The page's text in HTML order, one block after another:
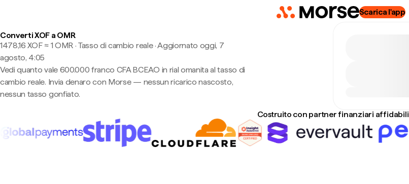
Scarica l'app
Converti XOF a OMR
1478,16 XOF ≈ 1 OMR · Tasso di cambio reale·Aggiornato oggi, 7
agosto, 4:05
Vedi quanto vale 600.000 franco CFA BCEAO in rial omanita al tasso di
cambio reale. Invia denaro con Morse — nessun ricarico nascosto,
nessun tasso gonfiato.
Costruito con partner finanziari affidabili